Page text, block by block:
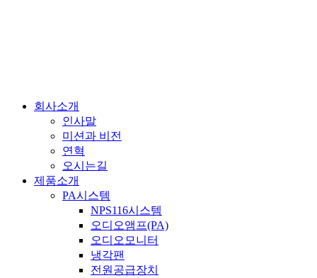
회사소개
인사말
미션과 비전
연혁
오시는길
제품소개
PA시스템
NPS116시스템
오디오앰프(PA)
오디오모니터
냉각팬
전원공급장치